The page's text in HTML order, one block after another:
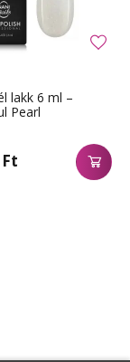
lakk 6 ml –
Pearl